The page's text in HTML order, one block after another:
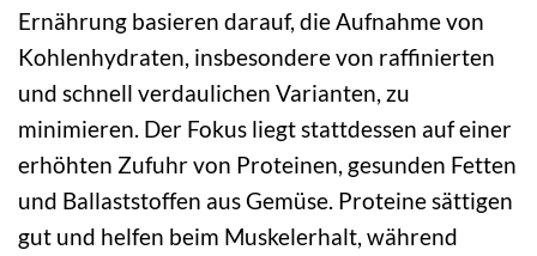
Ernährung basieren darauf, die Aufnahme von
Kohlenhydraten, insbesondere von raffinierten
und schnell verdaulichen Varianten, zu
minimieren. Der Fokus liegt stattdessen auf einer
erhöhten Zufuhr von Proteinen, gesunden Fetten
und Ballaststoffen aus Gemüse. Proteine sättigen
gut und helfen beim Muskelerhalt, während